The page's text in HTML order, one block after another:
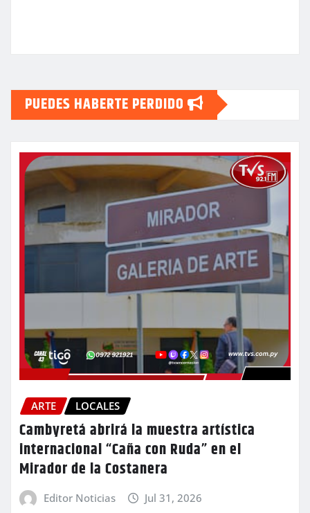
PUEDES HABERTE PERDIDO
ARTE LOCALES
Cambyretá abrirá la muestra artística
internacional “Caña con Ruda” en el
Mirador de la Costanera
Editor Noticias Jul 31, 2026